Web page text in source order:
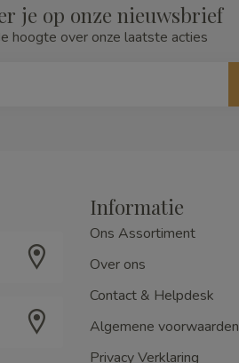
je op onze nieuwsbrief
hoogte over onze laatste acties
Informatie
Ons Assortiment
Over ons
Contact & Helpdesk
Algemene voorwaarden
Privacy Verklaring